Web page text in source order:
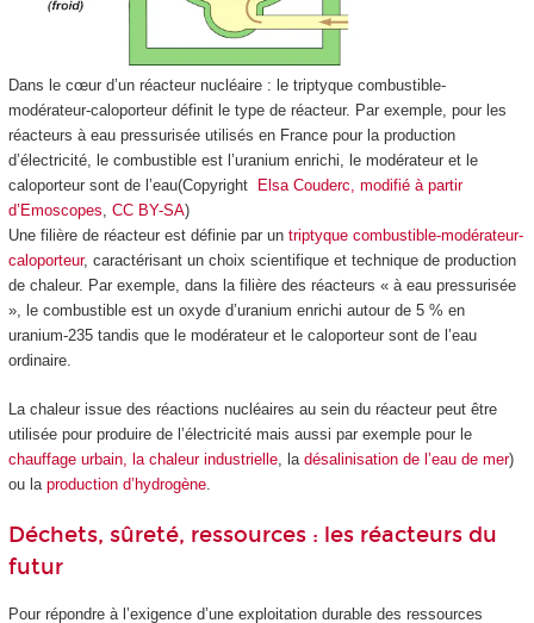
Dans le cœur d’un réacteur nucléaire : le triptyque combustible-
modérateur-caloporteur définit le type de réacteur. Par exemple, pour les
réacteurs à eau pressurisée utilisés en France pour la production
d’électricité, le combustible est l’uranium enrichi, le modérateur et le
caloporteur sont de l’eau(Copyright
Elsa Couderc, modifié à partir
d’Emoscopes, CC BY-SA)
Une filière de réacteur est définie par un triptyque combustible-modérateur-
caloporteur, caractérisant un choix scientifique et technique de production
de chaleur. Par exemple, dans la filière des réacteurs « à eau pressurisée
», le combustible est un oxyde d’uranium enrichi autour de 5 % en
uranium-235 tandis que le modérateur et le caloporteur sont de l’eau
ordinaire.
La chaleur issue des réactions nucléaires au sein du réacteur peut être
utilisée pour produire de l’électricité mais aussi par exemple pour le
chauffage urbain, la chaleur industrielle, la désalinisation de l’eau de mer)
ou la production d’hydrogène.
Déchets, sûreté, ressources : les réacteurs du
futur
Pour répondre à l’exigence d’une exploitation durable des ressources